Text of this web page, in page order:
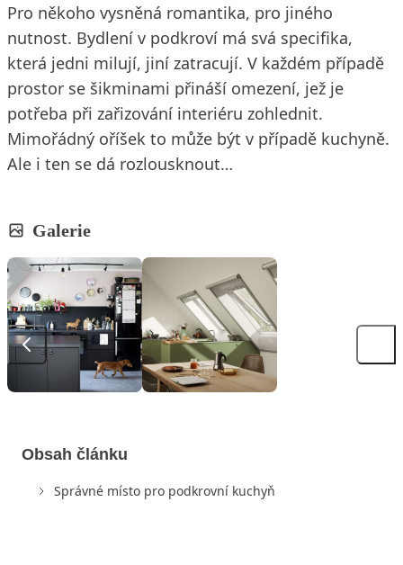
Pro někoho vysněná romantika, pro jiného
nutnost. Bydlení v podkroví má svá specifika,
která jedni milují, jiní zatracují. V každém případě
prostor se šikminami přináší omezení, jež je
potřeba při zařizování interiéru zohlednit.
Mimořádný oříšek to může být v případě kuchyně.
Ale i ten se dá rozlousknout…
Galerie
Obsah článku
Správné místo pro podkrovní kuchyň